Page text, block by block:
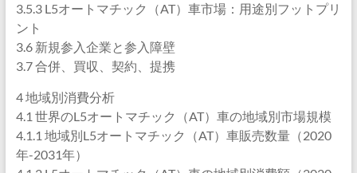
3.5.3 L5オートマチック（AT）車市場：用途別フットプリ
ント
3.6 新規参入企業と参入障壁
3.7 合併、買収、契約、提携
4 地域別消費分析
4.1 世界のL5オートマチック（AT）車の地域別市場規模
4.1.1 地域別L5オートマチック（AT）車販売数量（2020
年-2031年）